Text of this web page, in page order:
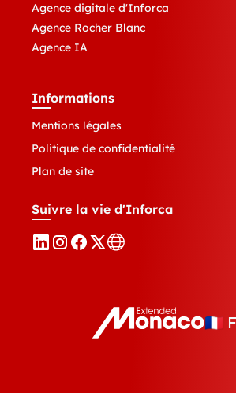
Agence digitale d'Inforca
Agence Rocher Blanc
Agence IA
Informations
Mentions légales
Politique de confidentialité
Plan de site
Suivre la vie d'Inforca
🇫🇷